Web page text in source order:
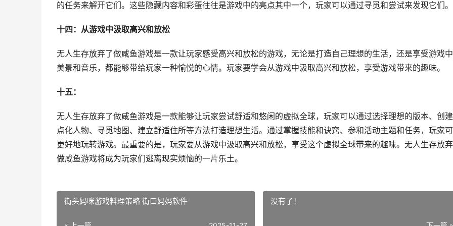
的任务来解开它们。这些隐藏内容和彩蛋往往是游戏中的亮点其中一个，玩家可以通过寻觅和尝试来发现它们。
十四：从游戏中汲取高兴和放松
无人生存放弃了做咸鱼游戏是一款让玩家感受高兴和放松的游戏，无论是打造自己理想的生活，还是享受游戏
美景和音乐，都能够带给玩家一种愉悦的心情。玩家要学会从游戏中汲取高兴和放松，享受游戏带来的趣味。
十五：
无人生存放弃了做咸鱼游戏是一款能够让玩家尝试舒适和悠闲的虚拟全球，玩家可以通过选择理想的版本、创
点化人物、寻觅地图、建立舒适住所等方法打造理想生活。通过掌握技能和诀窍、参和活动主题和任务，玩家
更好地玩转游戏。最重要的是，玩家要从游戏中汲取高兴和放松，享受这个虚拟全球带来的趣味。无人生存放
做咸鱼游戏将成为玩家们逃离现实烦恼的一片乐土。
街头妈咪游戏料理策略 街口妈妈软件 没有了！